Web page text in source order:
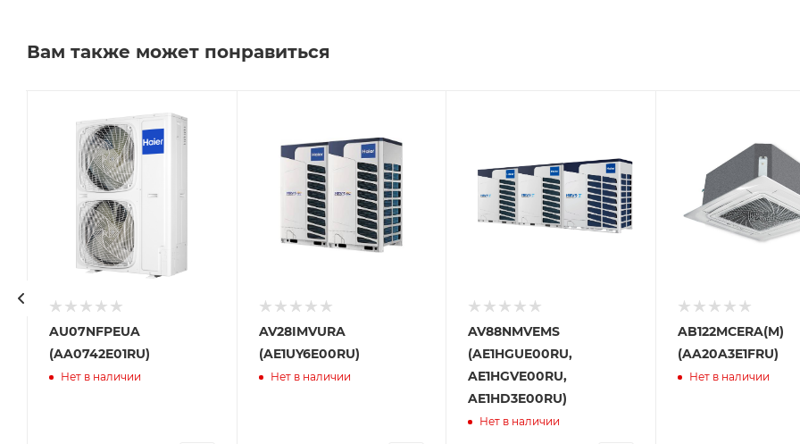
Вам также может понравиться
AU07NFPEUA
(AA0742E01RU)
Нет в наличии
AV28IMVURA
(AE1UY6E00RU)
Нет в наличии
AV88NMVEMS
(AE1HGUE00RU,
AE1HGVE00RU,
AE1HD3E00RU)
Нет в наличии
AB122MCERA(M)
(AA20A3E1FRU)
Нет в наличии